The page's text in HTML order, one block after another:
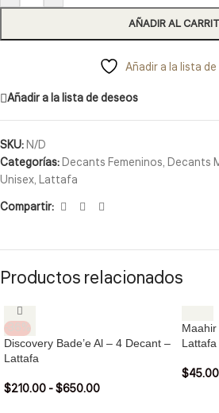
AÑADIR AL
Añadir a la lista
Añadir a la lista de deseos
SKU:N/D
Categorías:Decants Femeninos, Decants
Unisex, Lattafa
Compartir:
Productos relacionados
-36%
Discovery Bade’e Al – 4 Decant –
Lattafa
$210.00 -$650.00
Lattafa
$45.00